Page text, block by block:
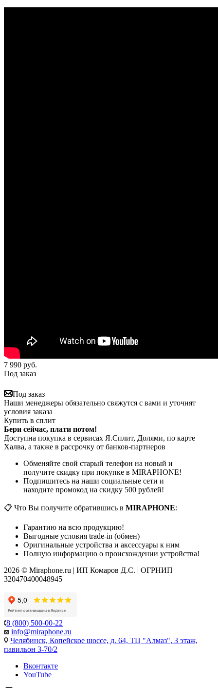
7 990 руб.
Под заказ
Под заказ
Наши менеджеры обязательно свяжутся с вами и уточнят
условия заказа
Купить в сплит
Бери сейчас, плати потом!
Доступна покупка в сервисах Я.Сплит, Долями, по карте
Халва, а также в рассрочку от банков-партнеров
Обменяйте свой старый телефон на новый и
получите скидку при покупке в MIRAPHONE!
Подпишитесь на наши социальные сети и
находите промокод на скидку 500 рублей!
📋 Что Вы получите обратившись в MIRAPHONE:
Гарантию на всю продукцию!
Выгодные условия trade-in (обмен)
Оригинальные устройства и аксессуары к ним
Полную информацию о происхождении устройства!
2026 © Miraphone.ru | ИП Комаров Д.С. | ОГРНИП
320470400048945
8 (800) 500-00-22
info@miraphone.ru
Челябинск, Копейское шоссе, д. 64, ТЦ "Алмаз", 3 этаж,
павильон 3-70/2
Вконтакте
YouTube